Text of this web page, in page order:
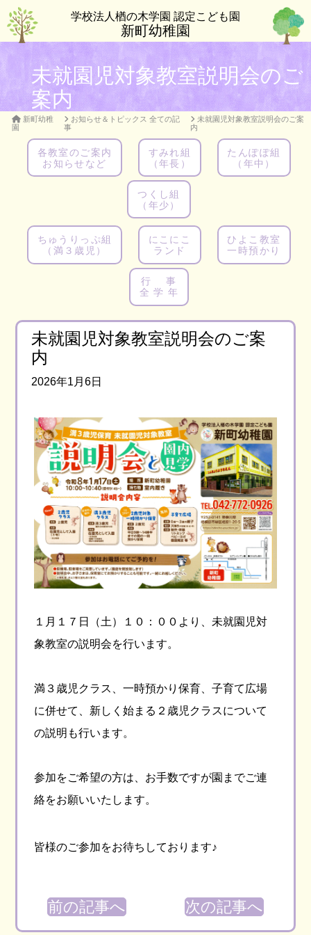
学校法人楢の木学園 認定こども園
新町幼稚園
未就園児対象教室説明会のご
案内
新町幼稚
園
お知らせ＆トピックス 全ての記
事
未就園児対象教室説明会のご案
内
各教室のご案内
お知らせなど
すみれ組
（年長）
たんぽぽ組
（年中）
つくし組
（年少）
ちゅうりっぷ組
（満３歳児）
にこにこ
ランド
ひよこ教室
一時預かり
行 事
全 学 年
未就園児対象教室説明会のご案
内
2026年1月6日
１月１７日（土）１０：００より、未就園児対
象教室の説明会を行います。
満３歳児クラス、一時預かり保育、子育て広場
に併せて、新しく始まる２歳児クラスについて
の説明も行います。
参加をご希望の方は、お手数ですが園までご連
絡をお願いいたします。
皆様のご参加をお待ちしております♪
前の記事へ 次の記事へ